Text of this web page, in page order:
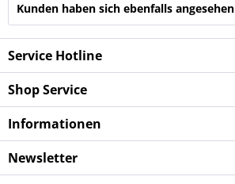
Kunden haben sich ebenfalls angesehen
Service Hotline
Shop Service
Informationen
Newsletter